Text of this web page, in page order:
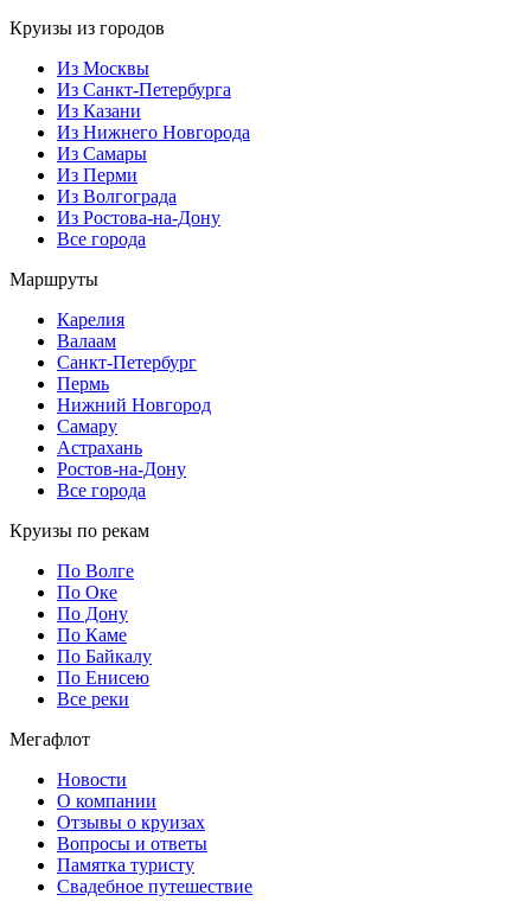
Круизы из городов
Из Москвы
Из Санкт-Петербурга
Из Казани
Из Нижнего Новгорода
Из Самары
Из Перми
Из Волгограда
Из Ростова-на-Дону
Все города
Маршруты
Карелия
Валаам
Санкт-Петербург
Пермь
Нижний Новгород
Самару
Астрахань
Ростов-на-Дону
Все города
Круизы по рекам
По Волге
По Оке
По Дону
По Каме
По Байкалу
По Енисею
Все реки
Мегафлот
Новости
О компании
Отзывы о круизах
Вопросы и ответы
Памятка туристу
Свадебное путешествие